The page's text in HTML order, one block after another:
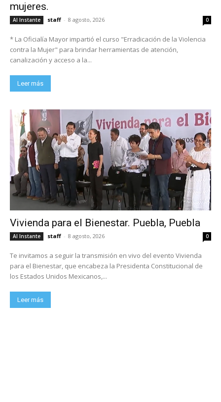
mujeres.
Al Instante staff - 8 agosto, 2026 0
* La Oficialía Mayor impartió el curso "Erradicación de la Violencia
contra la Mujer" para brindar herramientas de atención,
canalización y acceso a la...
Leer más
Vivienda para el Bienestar. Puebla, Puebla
Al Instante staff - 8 agosto, 2026 0
Te invitamos a seguir la transmisión en vivo del evento Vivienda
para el Bienestar, que encabeza la Presidenta Constitucional de
los Estados Unidos Mexicanos,...
Leer más